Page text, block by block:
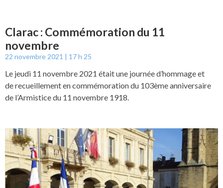
Clarac : Commémoration du 11
novembre
22 novembre 2021 17 h 25
Le jeudi 11 novembre 2021 était une journée d’hommage et
de recueillement en commémoration du 103ème anniversaire
de l’Armistice du 11 novembre 1918.